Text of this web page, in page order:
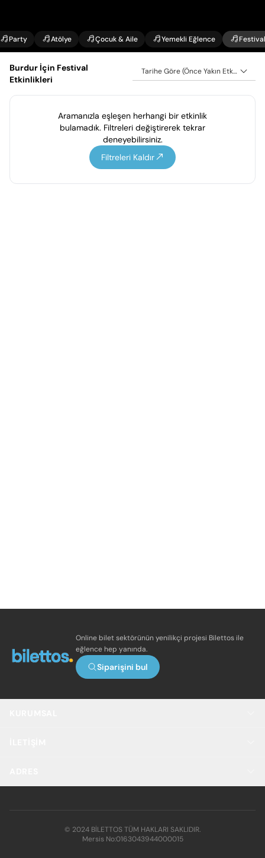
Party Atölye Çocuk & Aile Yemekli Eğlence Festival
Burdur İçin Festival
Etkinlikleri
Tarihe Göre (Önce Yakın Etkinlikler)
Aramanızla eşleşen herhangi bir etkinlik
bulamadık. Filtreleri değiştirerek tekrar
deneyebilirsiniz.
Filtreleri Kaldır
Online bilet sektörünün yenilikçi projesi Bilettos ile
eğlence hep yanında.
Siparişini bul
© 2024 BİLETTOS TÜM HAKLARI SAKLIDIR.
Mersis No:0163043944000015